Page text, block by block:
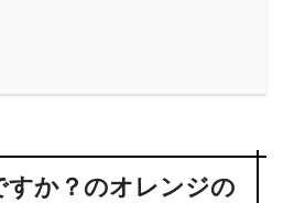
すか？のオレンジの